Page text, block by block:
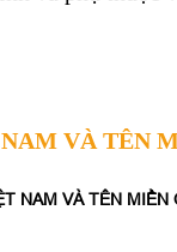
VÀ TÊN